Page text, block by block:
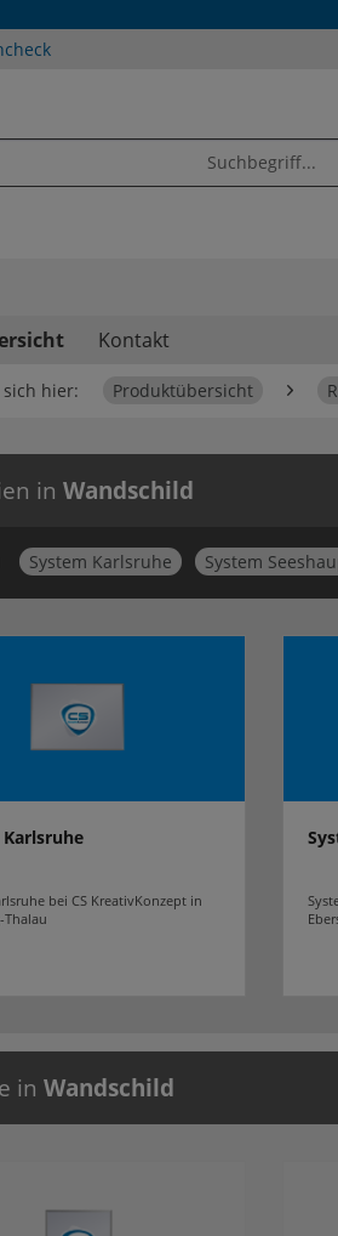
Kontakt
hier: Produktübersicht
in Wandschild
System Karlsruhe System
bei CS KreativKonzept in
Thalau
in Wandschild